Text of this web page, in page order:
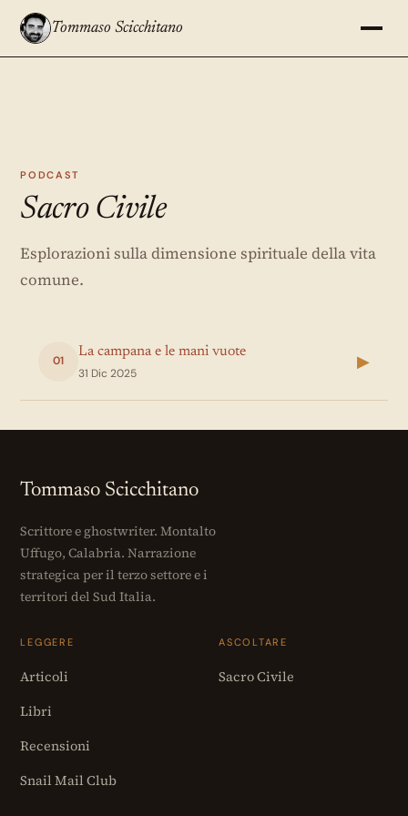
Tommaso Scicchitano
PODCAST
Sacro Civile
Esplorazioni sulla dimensione spirituale della vita
comune.
01
La campana e le mani vuote
31 Dic 2025
▶
Tommaso Scicchitano
Scrittore e ghostwriter. Montalto
Uffugo, Calabria. Narrazione
strategica per il terzo settore e i
territori del Sud Italia.
LEGGERE
Articoli
Libri
Recensioni
Snail Mail Club
ASCOLTARE
Sacro Civile